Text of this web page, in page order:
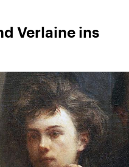
Verlaine ins